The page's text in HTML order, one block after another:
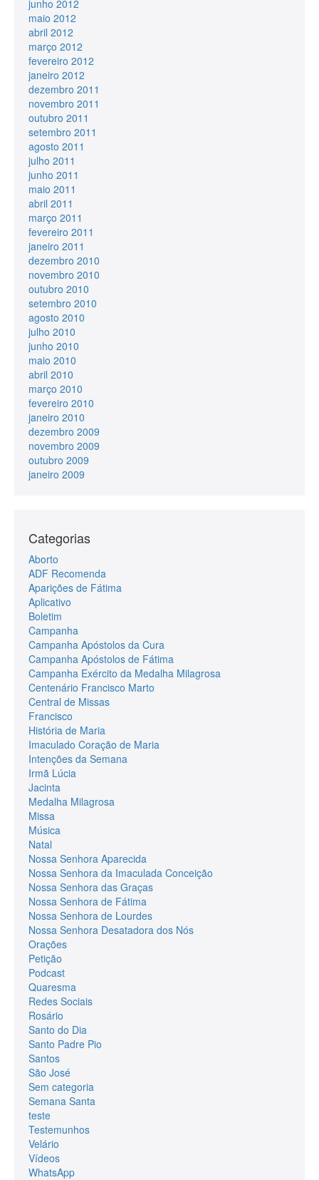
junho 2012
maio 2012
abril 2012
março 2012
fevereiro 2012
janeiro 2012
dezembro 2011
novembro 2011
outubro 2011
setembro 2011
agosto 2011
julho 2011
junho 2011
maio 2011
abril 2011
março 2011
fevereiro 2011
janeiro 2011
dezembro 2010
novembro 2010
outubro 2010
setembro 2010
agosto 2010
julho 2010
junho 2010
maio 2010
abril 2010
março 2010
fevereiro 2010
janeiro 2010
dezembro 2009
novembro 2009
outubro 2009
janeiro 2009
Categorias
Aborto
ADF Recomenda
Aparições de Fátima
Aplicativo
Boletim
Campanha
Campanha Apóstolos da Cura
Campanha Apóstolos de Fátima
Campanha Exército da Medalha Milagrosa
Centenário Francisco Marto
Central de Missas
Francisco
História de Maria
Imaculado Coração de Maria
Intenções da Semana
Irmã Lúcia
Jacinta
Medalha Milagrosa
Missa
Música
Natal
Nossa Senhora Aparecida
Nossa Senhora da Imaculada Conceição
Nossa Senhora das Graças
Nossa Senhora de Fátima
Nossa Senhora de Lourdes
Nossa Senhora Desatadora dos Nós
Orações
Petição
Podcast
Quaresma
Redes Sociais
Rosário
Santo do Dia
Santo Padre Pio
Santos
São José
Sem categoria
Semana Santa
teste
Testemunhos
Velário
Vídeos
WhatsApp